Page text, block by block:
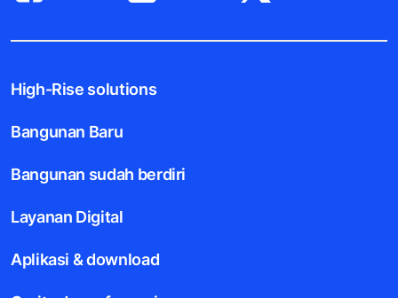
High-Rise solutions
Bangunan Baru
Bangunan sudah berdiri
Layanan Digital
Aplikasi & download